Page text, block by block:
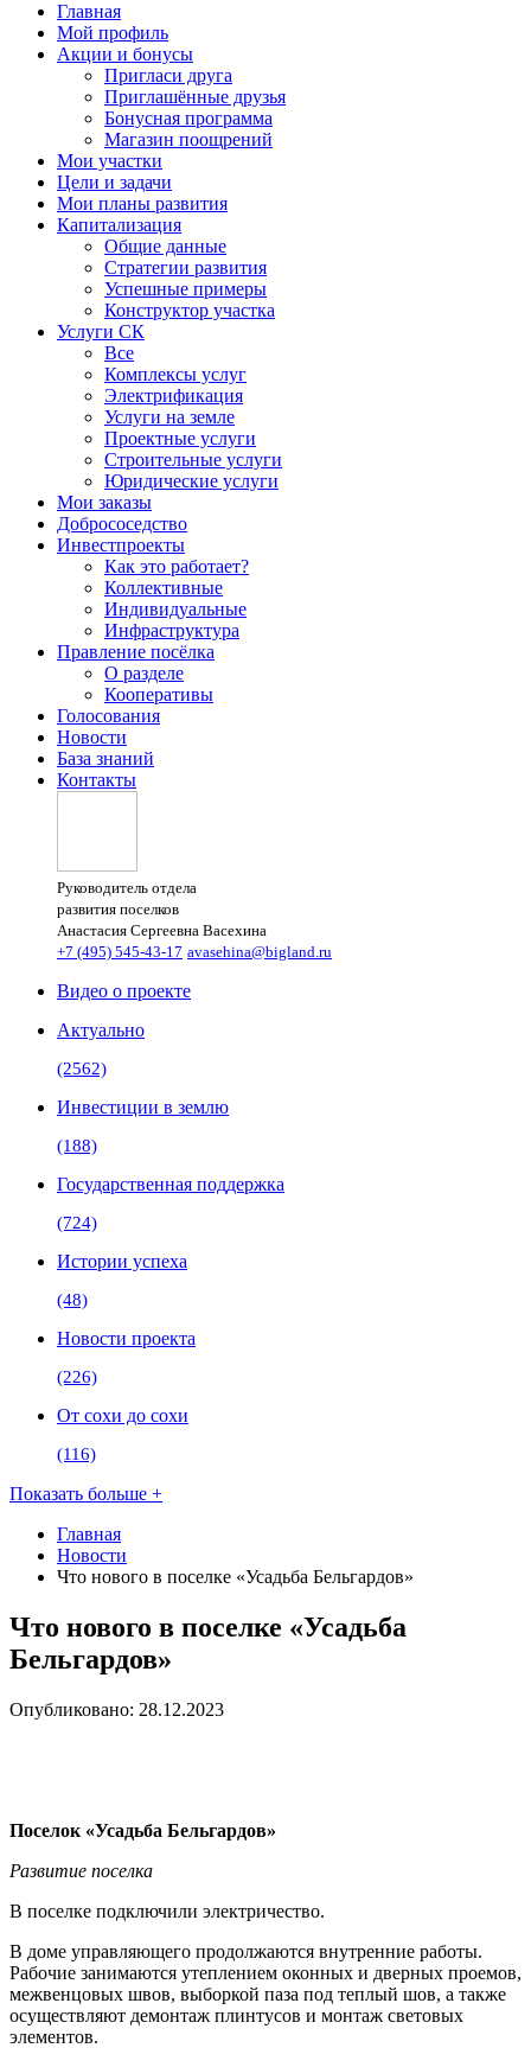
Главная
Мой профиль
Акции и бонусы
Пригласи друга
Приглашённые друзья
Бонусная программа
Магазин поощрений
Мои участки
Цели и задачи
Мои планы развития
Капитализация
Общие данные
Стратегии развития
Успешные примеры
Конструктор участка
Услуги СК
Все
Комплексы услуг
Электрификация
Услуги на земле
Проектные услуги
Строительные услуги
Юридические услуги
Мои заказы
Добрососедство
Инвестпроекты
Как это работает?
Коллективные
Индивидуальные
Инфраструктура
Правление посёлка
О разделе
Кооперативы
Голосования
Новости
База знаний
Контакты
Руководитель отдела
развития поселков
Анастасия Сергеевна Васехина
+7 (495) 545-43-17 avasehina@bigland.ru
Видео о проекте
Актуально
(2562)
Инвестиции в землю
(188)
Государственная поддержка
(724)
Истории успеха
(48)
Новости проекта
(226)
От сохи до сохи
(116)
Показать больше +
Главная
Новости
Что нового в поселке «Усадьба Бельгардов»
Что нового в поселке «Усадьба
Бельгардов»
Опубликовано: 28.12.2023
Поселок «Усадьба Бельгардов»
Развитие поселка
В поселке подключили электричество.
В доме управляющего продолжаются внутренние работы.
Рабочие занимаются утеплением оконных и дверных проемов,
межвенцовых швов, выборкой паза под теплый шов, а также
осуществляют демонтаж плинтусов и монтаж световых
элементов.